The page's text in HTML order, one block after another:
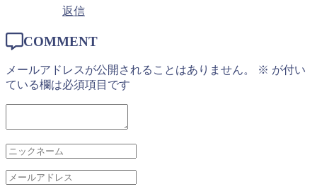
返信
COMMENT
メールアドレスが公開されることはありません。 ※ が付い
ている欄は必須項目です